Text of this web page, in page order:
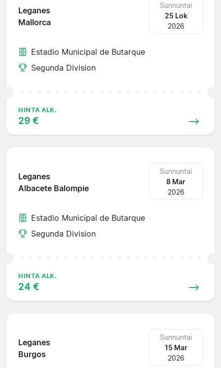
Leganes
Mallorca
Sunnuntai
25 Lok
2026
Estadio Municipal de Butarque
Segunda Division
HINTA ALK.
29 €
Leganes
Albacete Balompie
Sunnuntai
8 Mar
2026
Estadio Municipal de Butarque
Segunda Division
HINTA ALK.
24 €
Leganes
Burgos
Sunnuntai
15 Mar
2026